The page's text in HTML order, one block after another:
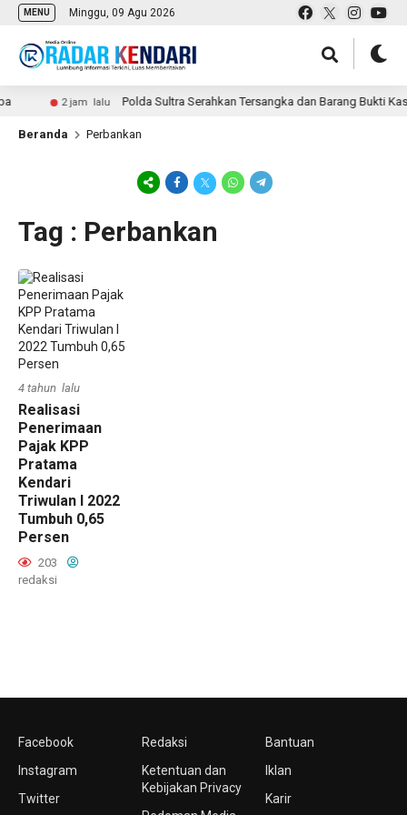
MENU Minggu, 09 Agu 2026
2 jam lalu Polda Sultra Serahkan Tersangka dan Barang Bukti
Beranda Perbankan
Tag : Perbankan
4 tahun lalu
Realisasi
Penerimaan
Pajak KPP
Pratama
Kendari
Triwulan I 2022
Tumbuh 0,65
Persen
203
redaksi
Facebook
Instagram
Twitter
Redaksi
Ketentuan dan
Kebijakan Privacy
Bantuan
Iklan
Karir